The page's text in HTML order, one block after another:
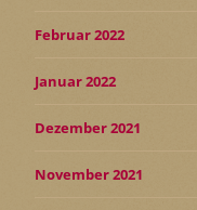
Februar 2022
Januar 2022
Dezember 2021
November 2021